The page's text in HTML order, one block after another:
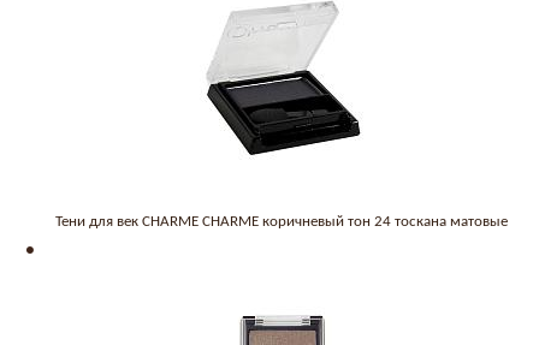
Тени для век CHARME CHARME коричневый тон 24 тоскана матовые